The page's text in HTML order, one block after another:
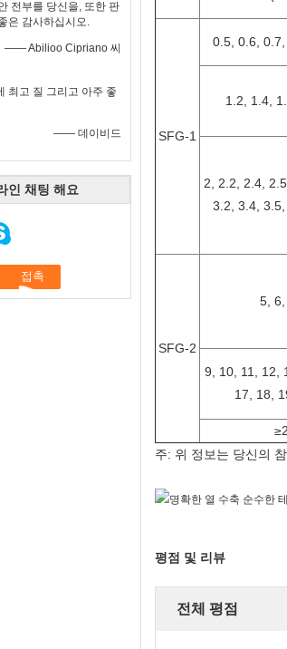
전부를 당신을, 또한 판
은 감사하십시오.
—— Abilioo Cipriano 씨
최고 질 그리고 아주 좋
—— 데이비드
인 채팅 해요
SFG-1
0.5, 0.6,
1.2, 1.4,
2, 2.2, 2.4,
3.2, 3.4,
SFG-2
5,
9, 10, 11, 12,
17, 18,
주: 위 정보는 당신의
평점 및 리뷰
전체 평점